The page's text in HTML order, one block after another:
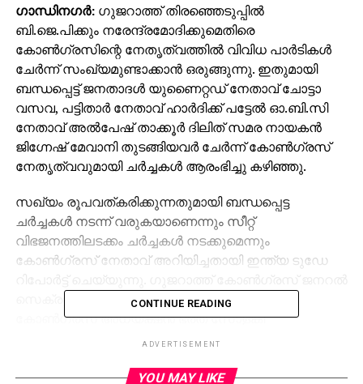
ഗാന്ധിനഗര്‍:ഗുജറാത്ത് തിരഞ്ഞെടുപ്പില്‍
ബി.ജെ.പിക്കും നരേന്ദ്രമോദിക്കുമെതിരെ
കോണ്‍ഗ്രസിന്റെ നേതൃത്വത്തില്‍ വിവിധ പാര്‍ടികള്‍
ചേര്‍ന്ന് സംഖ്യമുണ്ടാക്കാന്‍ ഒരുങ്ങുന്നു. ഇതുമായി
ബന്ധപ്പെട്ട് ജനതാദള്‍ യുണൈറ്റഡ് നേതാവ് ചോട്ടാ
വസവ, പട്ടിതാര്‍ നേതാവ് ഹാര്‍ദിക്ക് പട്ടേല്‍ ഓ.ബി.സി
നേതാവ് അല്‍പേഷ് താക്കൂര്‍ ദിലിത് സമര നായകന്‍
ജിഗ്നേഷ് മേവാനി തുടങ്ങിയവര്‍ ചേര്‍ന്ന് കോണ്‍ഗ്രസ്
നേതൃത്വവുമായി ചര്‍ച്ചകള്‍ ആരംഭിച്ചു കഴിഞ്ഞു.
സഖ്യം രൂപവത്കരിക്കുന്നതുമായി ബന്ധപ്പെട്ട
ചര്‍ച്ചകള്‍ നടന്ന് വരുകയാണെന്നും സീറ്റ്
വിഭജനത്തിലടക്കം ചര്‍ച്ചകള്‍ നടക്കുമെന്നും
കോണ്‍ഗ്രസ് നേതാവ് അറിയിച്ചതായി ഇന്ത്യ ടുഡേ
സെക്രട്ടറി അശോക് ഗെഹ് ലോട്ട്, സംസ്ഥാന
കോണ്‍ഗ്രസ് അധ്യക്ഷന്‍ ഭരത് സോളങ്കി
എന്നിവരുമായി ഛോട്ടു വാസവ സീറ്റ് വിഭജന ചര്‍ച്ചകള്‍
തവണ കോണ്‍ഗ്രസിനൊപ്പമായിരുന്നു വസവ.
CONTINUE READING
ADVERTISEMENT
YOU MAY LIKE